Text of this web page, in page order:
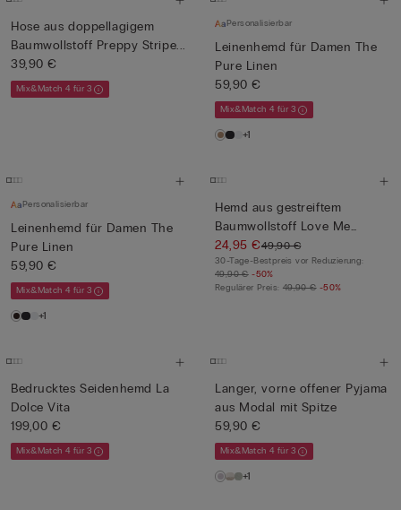
Hose aus doppellagigem
Baumwollstoff Preppy Stripe...
39,90 €
Mix&Match 4 für 3
Personalisierbar
Leinenhemd für Damen The
Pure Linen
59,90 €
Mix&Match 4 für 3
+1
Personalisierbar
Leinenhemd für Damen The
Pure Linen
59,90 €
Mix&Match 4 für 3
+1
Hemd aus gestreiftem
Baumwollstoff Love Me
Tender
24,95 €49,90 €
30-Tage-Bestpreis vor Reduzierung:
49,90 € -50%
Regulärer Preis: 49,90 € -50%
Bedrucktes Seidenhemd La
Dolce Vita
199,00 €
Mix&Match 4 für 3
Langer, vorne offener Pyjama
aus Modal mit Spitze
59,90 €
Mix&Match 4 für 3
+1